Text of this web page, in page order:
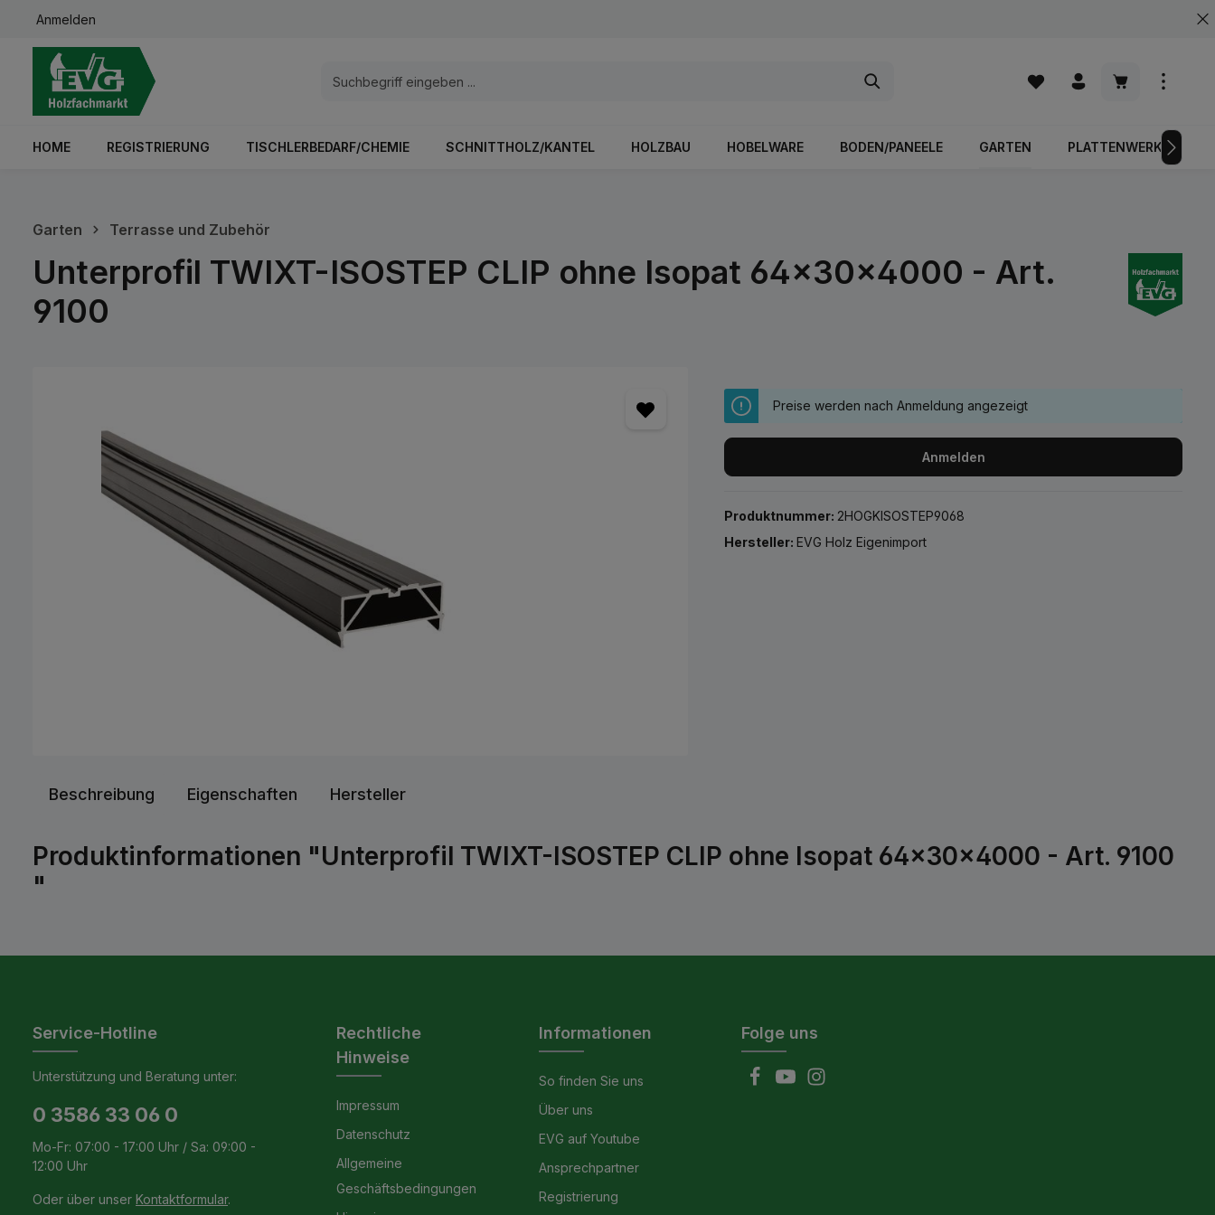
Zur Hauptnavigation springen
Anmelden
Warenkorb
HOME REGISTRIERUNG TISCHLERBEDARF/CHEMIE SCHNITTHOLZ/KANTEL HOLZBAU HOBELWARE BODEN/PANEELE GARTEN PLATTENWERKSTOFFE
Garten Terrasse und Zubehör
Unterprofil TWIXT-ISOSTEP CLIP ohne Isopat 64x30x4000 - Art.
9100
Preise werden nach Anmeldung angezeigt
Anmelden
Produktnummer: 2HOGKISOSTEP9068
Hersteller:EVG Holz Eigenimport
Beschreibung Eigenschaften Hersteller
Produktinformationen "Unterprofil TWIXT-ISOSTEP CLIP ohne Isopat 64x30x4000 - Art. 9100
"
Service-Hotline
Unterstützung und Beratung unter:
0 3586 33 06 0
Mo-Fr: 07:00 - 17:00 Uhr / Sa: 09:00 -
12:00 Uhr
Oder über unser Kontaktformular.
Rechtliche
Hinweise
Impressum
Datenschutz
Allgemeine
Geschäftsbedingungen
Informationen
So finden Sie uns
Über uns
EVG auf Youtube
Ansprechpartner
Registrierung
Folge uns